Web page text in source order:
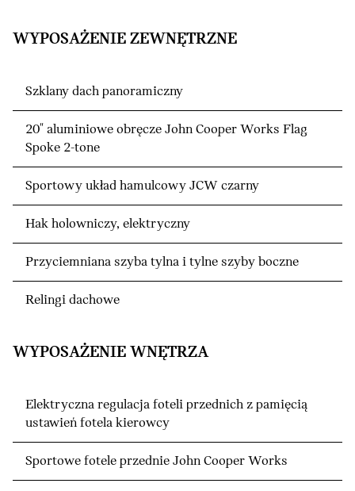
WYPOSAŻENIE ZEWNĘTRZNE
Szklany dach panoramiczny
20" aluminiowe obręcze John Cooper Works Flag
Spoke 2-tone
Sportowy układ hamulcowy JCW czarny
Hak holowniczy, elektryczny
Przyciemniana szyba tylna i tylne szyby boczne
Relingi dachowe
WYPOSAŻENIE WNĘTRZA
Elektryczna regulacja foteli przednich z pamięcią
ustawień fotela kierowcy
Sportowe fotele przednie John Cooper Works